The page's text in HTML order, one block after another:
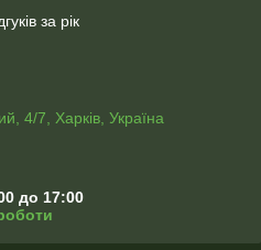
за рік
4/7, Харків, Україна
до 17:00